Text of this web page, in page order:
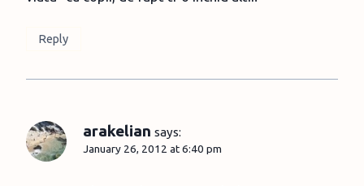
Reply
arakelian says:
January 26, 2012 at 6:40 pm